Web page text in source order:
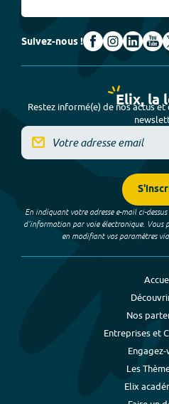
Suivez-nous !
Elix, la
Restez informé(e) de nos actus
En indiquant votre adresse e-mail ci-
d’information par voie électronique. Vous
en modifiant vos paramètres
Nos
Entreprises et
Engagez-
Les
Elix